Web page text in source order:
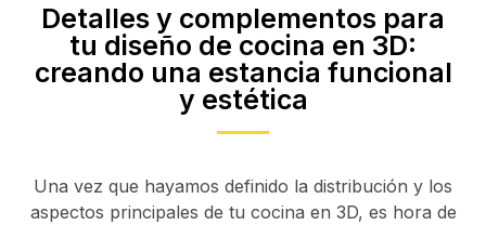
Detalles y complementos para
tu diseño de cocina en 3D:
creando una estancia funcional
y estética
Una vez que hayamos definido la distribución y los
aspectos principales de tu cocina en 3D, es hora de